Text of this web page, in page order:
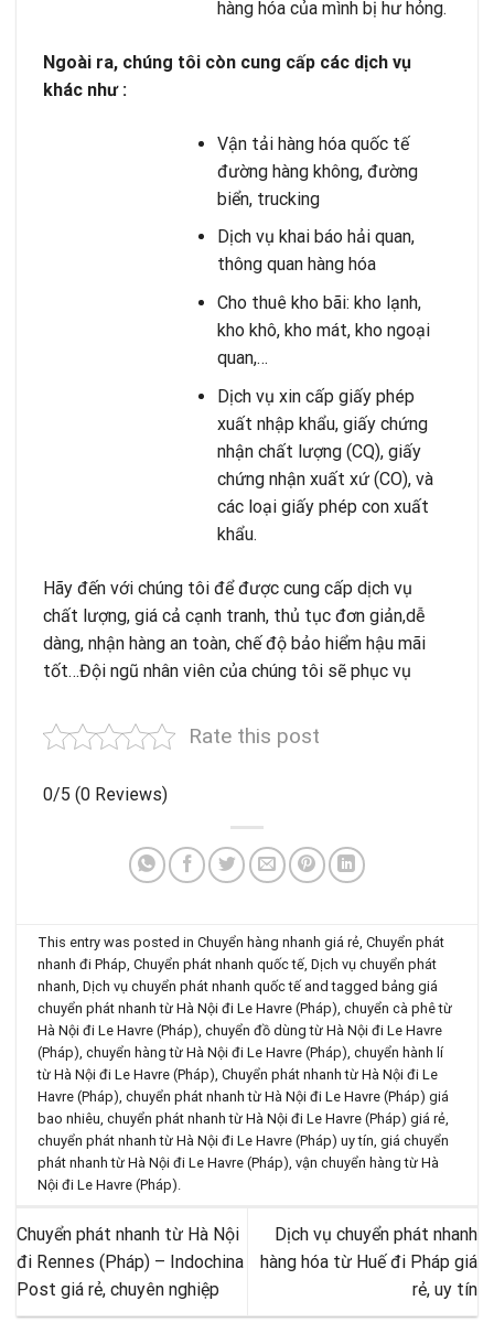
hàng hóa của mình bị hư hỏng.
Ngoài ra, chúng tôi còn cung cấp các dịch vụ
khác như :
Vận tải hàng hóa quốc tế
đường hàng không, đường
biển, trucking
Dịch vụ khai báo hải quan,
thông quan hàng hóa
Cho thuê kho bãi: kho lạnh,
kho khô, kho mát, kho ngoại
quan,…
Dịch vụ xin cấp giấy phép
xuất nhập khẩu, giấy chứng
nhận chất lượng (CQ), giấy
chứng nhận xuất xứ (CO), và
các loại giấy phép con xuất
khẩu.
Hãy đến với chúng tôi để được cung cấp dịch vụ
chất lượng, giá cả cạnh tranh, thủ tục đơn giản,dễ
dàng, nhận hàng an toàn, chế độ bảo hiểm hậu mãi
tốt…Đội ngũ nhân viên của chúng tôi sẽ phục vụ
Rate this post
0/5 (0 Reviews)
This entry was posted inChuyển hàng nhanh giá rẻ,Chuyển phát
nhanh đi Pháp,Chuyển phát nhanh quốc tế,Dịch vụ chuyển phát
nhanh,Dịch vụ chuyển phát nhanh quốc tế and tagged bảng giá
chuyển phát nhanh từ Hà Nội đi Le Havre (Pháp),chuyển cà phê từ
Hà Nội đi Le Havre (Pháp),chuyển đồ dùng từ Hà Nội đi Le Havre
(Pháp),chuyển hàng từ Hà Nội đi Le Havre (Pháp),chuyển hành lí
từ Hà Nội đi Le Havre (Pháp),Chuyển phát nhanh từ Hà Nội đi Le
Havre (Pháp),chuyển phát nhanh từ Hà Nội đi Le Havre (Pháp) giá
bao nhiêu,chuyển phát nhanh từ Hà Nội đi Le Havre (Pháp) giá rẻ,
chuyển phát nhanh từ Hà Nội đi Le Havre (Pháp) uy tín,giá chuyển
phát nhanh từ Hà Nội đi Le Havre (Pháp),vận chuyển hàng từ Hà
Nội đi Le Havre (Pháp).
Chuyển phát nhanh từ Hà Nội
đi Rennes (Pháp) – Indochina
Post giá rẻ, chuyên nghiệp
Dịch vụ chuyển phát nhanh
hàng hóa từ Huế đi Pháp giá
rẻ, uy tín